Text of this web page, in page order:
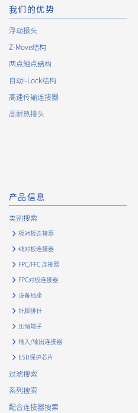
120pin
我们的优势
浮动接头
Z-Move结构
两点触点结构
自动I-Lock结构
高速传输连接器
高耐热接头
产品信息
类别搜索
板对板连接器
线对板连接器
FPC/FFC 连接器
FPC对板连接器
设备插座
针脚排针
压缩端子
输入/输出连接器
ESD保护芯片
过滤搜索
系列搜索
配合连接器搜索